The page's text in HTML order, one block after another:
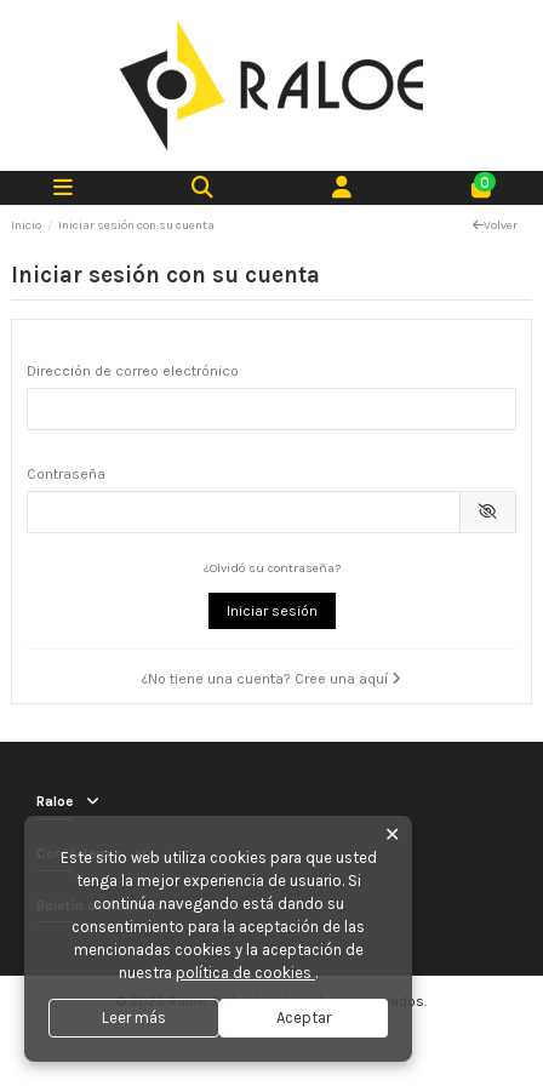
0
Inicio Iniciar sesión con su cuenta Volver
Iniciar sesión con su cuenta
Dirección de correo electrónico
Contraseña
¿Olvidó su contraseña?
Iniciar sesión
¿No tiene una cuenta? Cree una aquí
Raloe
Contáctenos
Boletín de noticias
© 2025 Raloe. Todos los derechos reservados.
✕
Este sitio web utiliza cookies para que usted
tenga la mejor experiencia de usuario. Si
continúa navegando está dando su
consentimiento para la aceptación de las
mencionadas cookies y la aceptación de
nuestra política de cookies .
Leer más Aceptar